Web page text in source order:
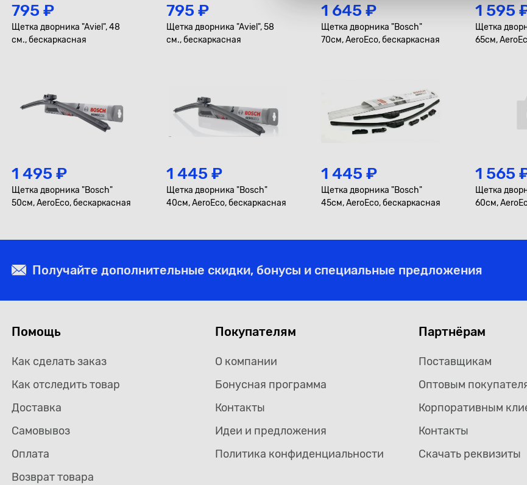
795 ₽
Щетка дворника "Aviel", 48
см., бескаркасная
795 ₽
Щетка дворника "Aviel", 58
см., бескаркасная
1 645 ₽
Щетка дворника "Bosch"
70см, AeroEco, бескаркасная
1 595
Щетка
65см,
1 495 ₽
Щетка дворника "Bosch"
50см, AeroEco, бескаркасная
1 445 ₽
Щетка дворника "Bosch"
40см, AeroEco, бескаркасная
1 445 ₽
Щетка дворника "Bosch"
45см, AeroEco, бескаркасная
1 565
Щетка
60см,
Получайте дополнительные скидки, бонусы и специальные предложения
Помощь
Как сделать заказ
Как отследить товар
Доставка
Самовывоз
Оплата
Возврат товара
Покупателям
О компании
Бонусная программа
Контакты
Идеи и предложения
Политика конфиденциальности
Партнёрам
Поставщикам
Оптовым
Корпоративным
Контакты
Скачать реквизиты